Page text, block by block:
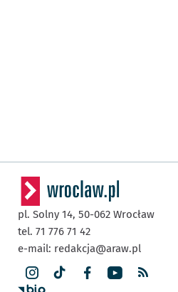
pl. Solny 14, 50-062 Wrocław
tel. 71 776 71 42
e-mail: redakcja@araw.pl